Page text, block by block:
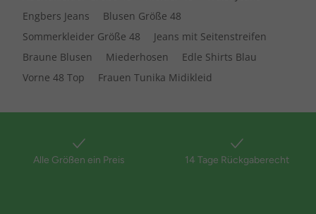
Engbers Jeans
Blusen Größe 48
Sommerkleider Größe 48
Jeans mit Seitenstreifen
Braune Blusen
Miederhosen
Edle Shirts Blau
Vorne 48 Top
Frauen Tunika Midikleid
Alle Größen ein Preis 14 Tage Rückgaberecht